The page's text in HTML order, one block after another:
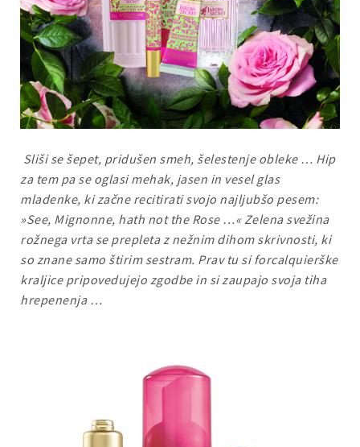
Sliši se šepet, pridušen smeh, šelestenje obleke … Hip
za tem pa se oglasi mehak, jasen in vesel glas
mladenke, ki začne recitirati svojo najljubšo pesem:
»See, Mignonne, hath not the Rose …« Zelena svežina
rožnega vrta se prepleta z nežnim dihom skrivnosti, ki
so znane samo štirim sestram. Prav tu si forcalquierške
kraljice pripovedujejo zgodbe in si zaupajo svoja tiha
hrepenenja …